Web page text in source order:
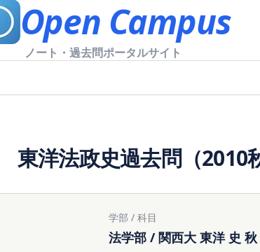
Open Campus
ノート・過去問ポータルサイト
洋法政史過去問（2010
学部 / 科目
法学部 / 関西大 東洋 史 秋